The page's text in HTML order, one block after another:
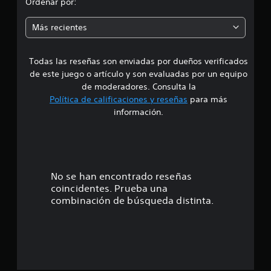
i
a
d
Más recientes
Todas las reseñas son enviadas por dueños verificados
de este juego o artículo y son evaluadas por un equipo
de moderadores. Consulta la
Política de calificaciones y reseñas para más
información.
No se han encontrado reseñas
coincidentes. Prueba una
combinación de búsqueda distinta.